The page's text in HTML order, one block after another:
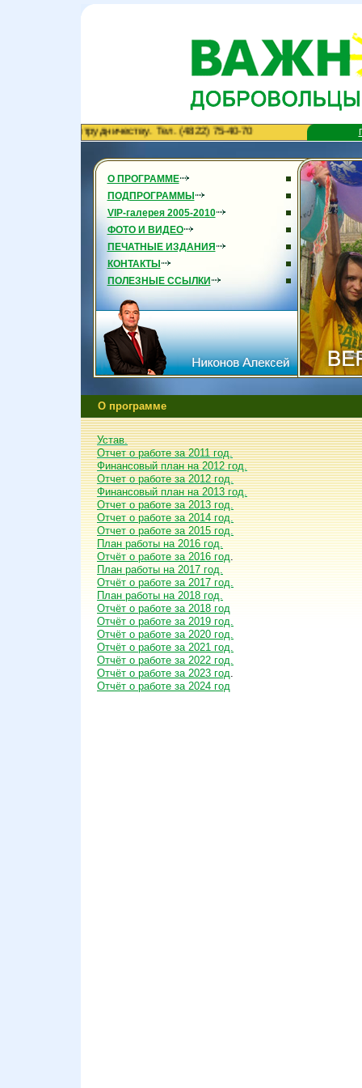
к сотрудничеству. Тел. (4822) 75-40-70
О ПРОГРАММЕ
ПОДПРОГРАММЫ
VIP-галерея 2005-2010
ФОТО И ВИДЕО
ПЕЧАТНЫЕ ИЗДАНИЯ
КОНТАКТЫ
ПОЛЕЗНЫЕ ССЫЛКИ
О программе
Устав.
Отчет о работе за 2011 год.
Финансовый план на 2012 год.
Отчет о работе за 2012 год.
Финансовый план на 2013 год.
Отчет о работе за 2013 год.
Отчет о работе за 2014 год.
Отчет о работе за 2015 год.
План работы на 2016 год.
Отчёт о работе за 2016 год.
План работы на 2017 год.
Отчёт о работе за 2017 год.
План работы на 2018 год.
Отчёт о работе за 2018 год
Отчёт о работе за 2019 год.
Отчёт о работе за 2020 год.
Отчёт о работе за 2021 год.
Отчёт о работе за 2022 год.
Отчёт о работе за 2023 год.
Отчёт о работе за 2024 год